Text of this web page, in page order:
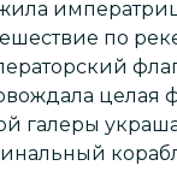
по
целая
галеры